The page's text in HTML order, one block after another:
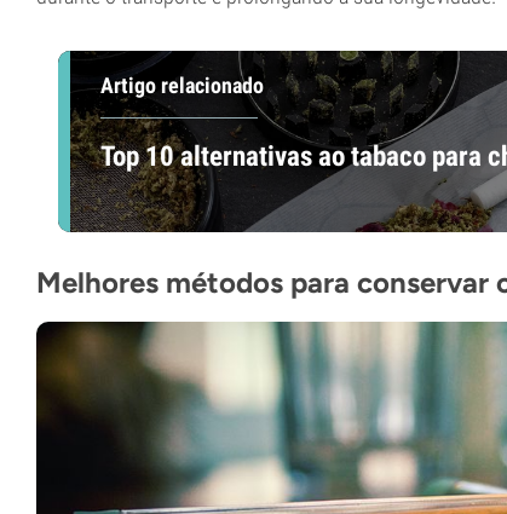
Artigo relacionado
Top 10 alternativas ao tabaco para
Melhores métodos para conservar